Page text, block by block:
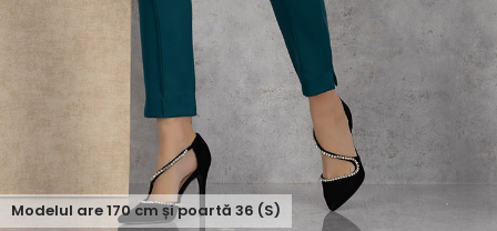
Modelul are170cm și poartă 36 (S)